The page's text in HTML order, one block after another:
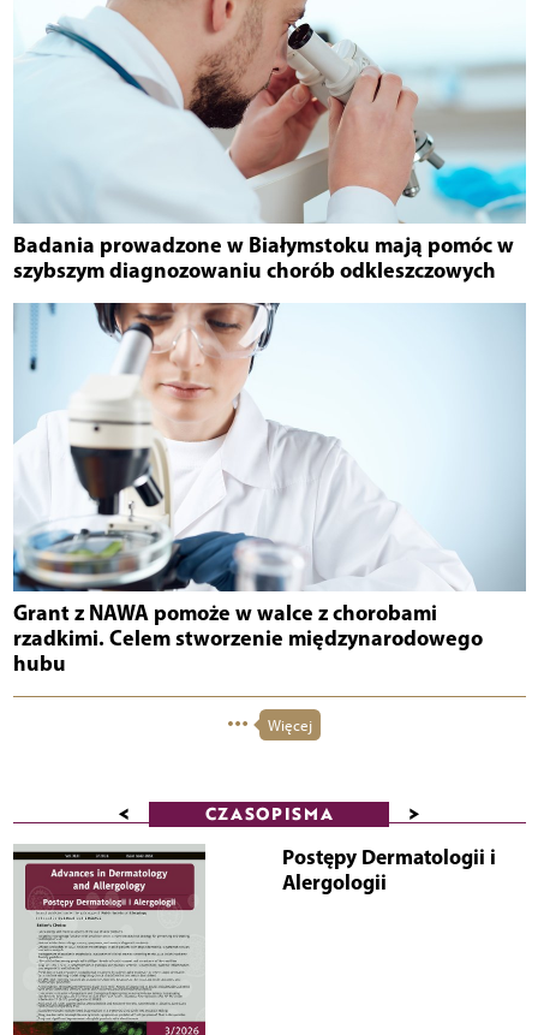
Badania prowadzone w Białymstoku mają pomóc w
szybszym diagnozowaniu chorób odkleszczowych
Grant z NAWA pomoże w walce z chorobami
rzadkimi. Celem stworzenie międzynarodowego
hubu
Więcej
< CZASOPISMA >
Postępy Dermatologii i
Alergologii